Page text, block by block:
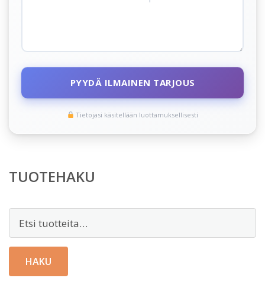
PYYDÄ ILMAINEN TARJOUS
Tietojasi käsitellään luottamuksellisesti
TUOTEHAKU
HAKU